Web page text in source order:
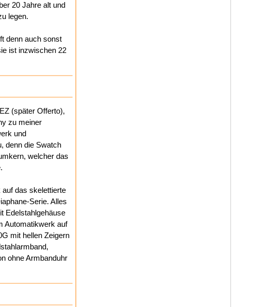
20 Jahre alt und
legen.
denn auch sonst
ist inzwischen 22
(später Offerto),
zu meiner
und
denn die Swatch
welcher das
das skelettierte
Serie. Alles
Edelstahlgehäuse
Automatikwerk auf
mit hellen Zeigern
ohne Armbanduhr